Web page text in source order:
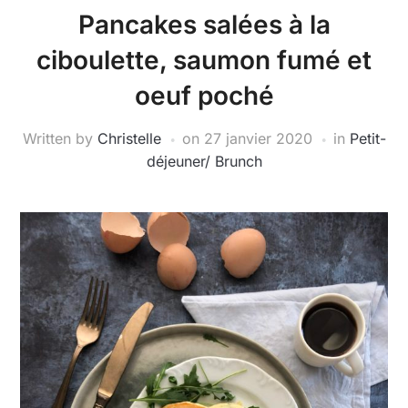
Pancakes salées à la
ciboulette, saumon fumé et
oeuf poché
Written by Christelle on 27 janvier 2020 in Petit-
déjeuner/ Brunch